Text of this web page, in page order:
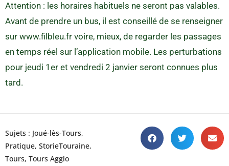
Attention : les horaires habituels ne seront pas valables.
Avant de prendre un bus, il est conseillé de se renseigner
sur www.filbleu.fr voire, mieux, de regarder les passages
en temps réel sur l’application mobile. Les perturbations
pour jeudi 1er et vendredi 2 janvier seront connues plus
tard.
Sujets : Joué-lès-Tours,
Pratique, StorieTouraine,
Tours, Tours Agglo